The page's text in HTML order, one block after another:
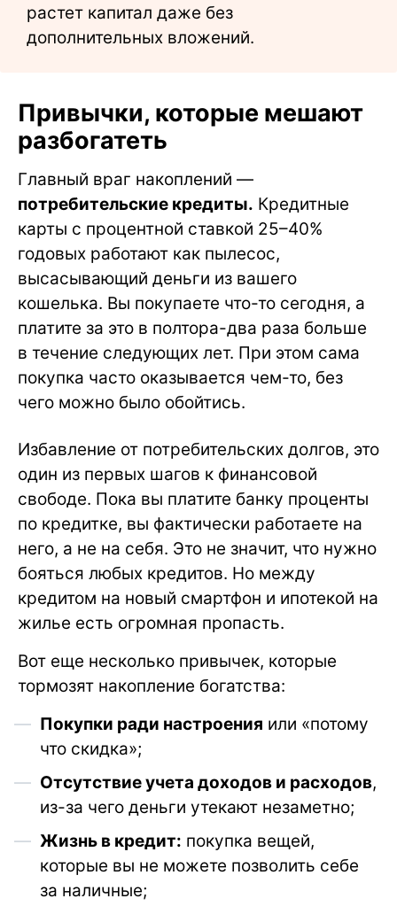
растет капитал даже без
дополнительных вложений.
Привычки, которые мешают
разбогатеть
Главный враг накоплений —
потребительские кредиты. Кредитные
карты с процентной ставкой 25–40%
годовых работают как пылесос,
высасывающий деньги из вашего
кошелька. Вы покупаете что-то сегодня, а
платите за это в полтора-два раза больше
в течение следующих лет. При этом сама
покупка часто оказывается чем-то, без
чего можно было обойтись.
Избавление от потребительских долгов, это
один из первых шагов к финансовой
свободе. Пока вы платите банку проценты
по кредитке, вы фактически работаете на
него, а не на себя. Это не значит, что нужно
бояться любых кредитов. Но между
кредитом на новый смартфон и ипотекой на
жилье есть огромная пропасть.
Вот еще несколько привычек, которые
тормозят накопление богатства:
Покупки ради настроения или «потому
что скидка»;
Отсутствие учета доходов и расходов,
из-за чего деньги утекают незаметно;
Жизнь в кредит: покупка вещей,
которые вы не можете позволить себе
за наличные;